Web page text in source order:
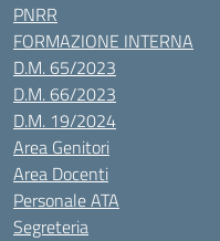
PNRR
FORMAZIONE INTERNA
D.M. 65/2023
D.M. 66/2023
D.M. 19/2024
Area Genitori
Area Docenti
Personale ATA
Segreteria